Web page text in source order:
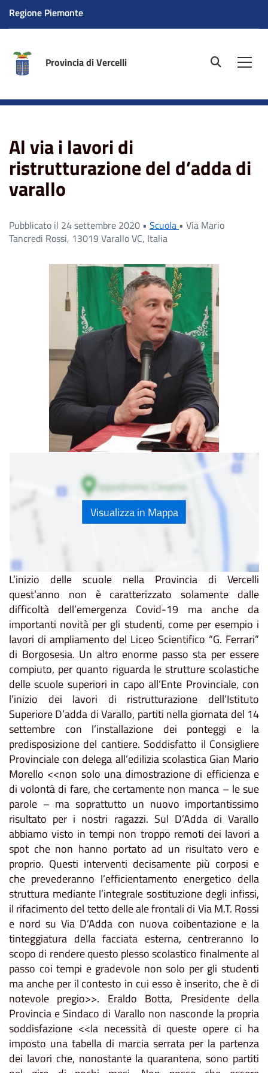
Regione Piemonte
Provincia di Vercelli site.searc
d’adda di varallo
Al via i lavori di
ristrutturazione del d’adda di
varallo
Pubblicato il 24 settembre 2020 • Scuola • Via Mario
Tancredi Rossi, 13019 Varallo VC, Italia
Visualizza in Mappa
L’inizio delle scuole nella Provincia di Vercelli
quest’anno non è caratterizzato solamente dalle
difficoltà dell’emergenza Covid-19 ma anche da
importanti novità per gli studenti, come per esempio i
lavori di ampliamento del Liceo Scientifico “G. Ferrari”
di Borgosesia. Un altro enorme passo sta per essere
compiuto, per quanto riguarda le strutture scolastiche
delle scuole superiori in capo all’Ente Provinciale, con
l’inizio dei lavori di ristrutturazione dell’Istituto
Superiore D’adda di Varallo, partiti nella giornata del 14
settembre con l’installazione dei ponteggi e la
predisposizione del cantiere. Soddisfatto il Consigliere
Provinciale con delega all’edilizia scolastica Gian Mario
Morello <<non solo una dimostrazione di efficienza e
di volontà di fare, che certamente non manca – le sue
parole – ma soprattutto un nuovo importantissimo
risultato per i nostri ragazzi. Sul D’Adda di Varallo
abbiamo visto in tempi non troppo remoti dei lavori a
spot che non hanno portato ad un risultato vero e
proprio. Questi interventi decisamente più corposi e
che prevederanno l’efficientamento energetico della
struttura mediante l’integrale sostituzione degli infissi,
il rifacimento del tetto delle ale frontali di Via M.T. Rossi
e nord su Via D’Adda con nuova coibentazione e la
tinteggiatura della facciata esterna, centreranno lo
scopo di rendere questo plesso scolastico finalmente al
passo coi tempi e gradevole non solo per gli studenti
ma anche per il contesto in cui esso è inserito, che è di
notevole pregio>>. Eraldo Botta, Presidente della
Provincia e Sindaco di Varallo non nasconde la propria
soddisfazione <<la necessità di queste opere ci ha
imposto una tabella di marcia serrata per la partenza
dei lavori che, nonostante la quarantena, sono partiti